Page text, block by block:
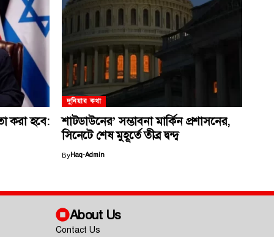
করা হবে:
দুনিয়ার কথা
শাটডাউনের’ সম্ভাবনা মার্কিন প্রশাসনের,
সিনেটে শেষ মুহূর্তে তীব্র দ্বন্দ্ব
ByHaq-Admin
About Us
Contact Us